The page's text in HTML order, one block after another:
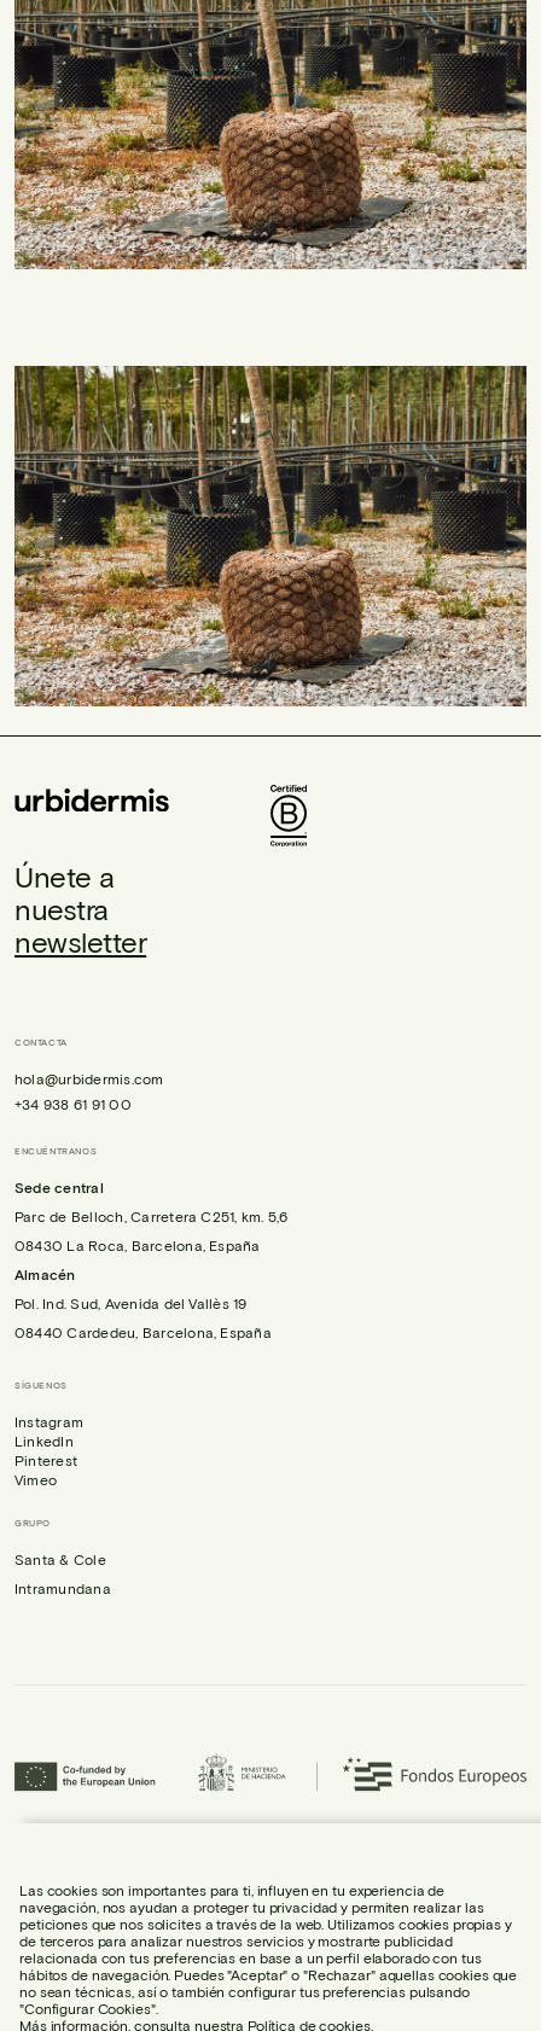
Únete a
nuestra
newsletter
CONTACTA
hola@urbidermis.com
+34 938 61 91 00
ENCUÉNTRANOS
Sede central
Parc de Belloch, Carretera C251, km. 5,6
08430 La Roca, Barcelona, España
Almacén
Pol. Ind. Sud, Avenida del Vallès 19
08440 Cardedeu, Barcelona, España
SÍGUENOS
Instagram
LinkedIn
Pinterest
Vimeo
GRUPO
Santa & Cole
Intramundana
habiendo contribuido al crecimiento económico de la empresa y su
internacionalización.
Las cookies son importantes para ti, influyen en tu experiencia de
navegación, nos ayudan a proteger tu privacidad y permiten realizar las
peticiones que nos solicites a través de la web. Utilizamos cookies propias y
de terceros para analizar nuestros servicios y mostrarte publicidad
relacionada con tus preferencias en base a un perfil elaborado con tus
hábitos de navegación. Puedes "Aceptar" o "Rechazar" aquellas cookies que
no sean técnicas, así o también configurar tus preferencias pulsando
"Configurar Cookies".
Más información, consulta nuestra Política de cookies.